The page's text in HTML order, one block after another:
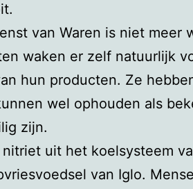
van Waren is niet meer
waken er zelf natuurlijk
hun producten. Ze
wel ophouden als
zijn.
nitriet uit het koelsysteem
van Iglo.